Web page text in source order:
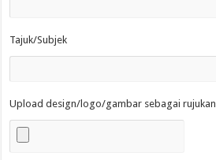
Tajuk/Subjek
Upload design/logo/gambar sebagai rujukan